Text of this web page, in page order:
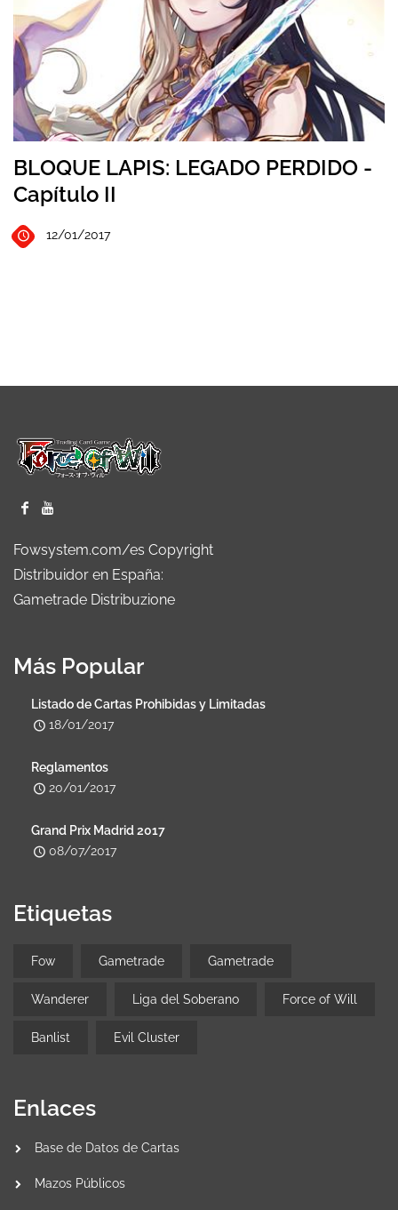
BLOQUE LAPIS: LEGADO PERDIDO -
Capítulo II
12/01/2017
Fowsystem.com/es Copyright
Distribuidor en España:
Gametrade Distribuzione
Más Popular
Listado de Cartas Prohibidas y Limitadas
18/01/2017
Reglamentos
20/01/2017
Grand Prix Madrid 2017
08/07/2017
Etiquetas
Fow Gametrade Gametrade
Wanderer Liga del Soberano Force of Will
Banlist Evil Cluster
Enlaces
Base de Datos de Cartas
Mazos Públicos